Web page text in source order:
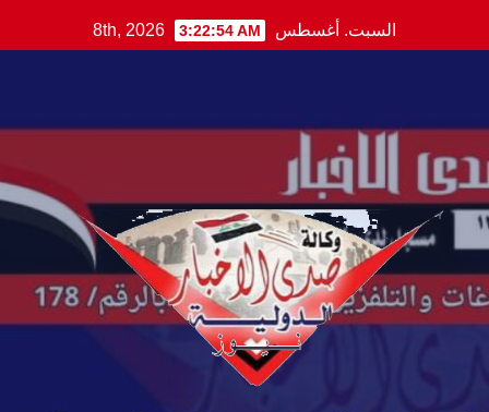
to
السبت. أغسطس 8th, 2026 3:22:55 AM